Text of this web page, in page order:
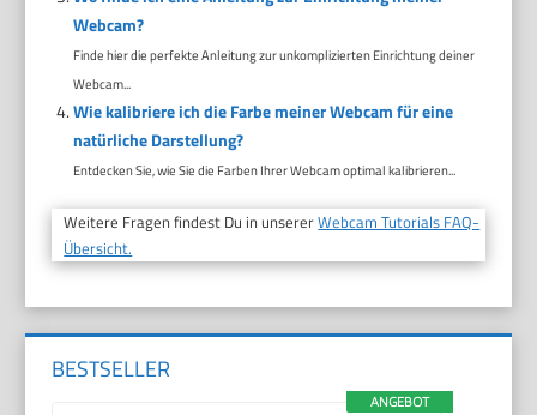
Webcam?
Finde hier die perfekte Anleitung zur unkomplizierten Einrichtung deiner
Webcam...
Wie kalibriere ich die Farbe meiner Webcam für eine
natürliche Darstellung?
Entdecken Sie, wie Sie die Farben Ihrer Webcam optimal kalibrieren...
Weitere Fragen findest Du in unsererWebcam Tutorials FAQ-
Übersicht.
BESTSELLER
ANGEBOT